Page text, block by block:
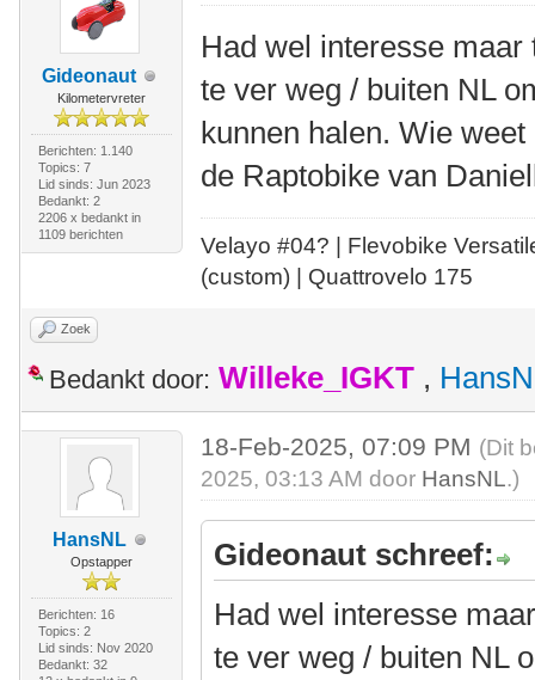
Gideonaut
Kilometervreter
Berichten: 1.140
Topics: 7
Lid sinds: Jun 2023
Bedankt: 2
2206 x bedankt in
1109 berichten
Had wel interesse
te ver weg / buiten NL
kunnen halen. Wie
de Raptobike van
Velayo #04? | Flevobike
(custom) | Quattrovelo 175
Zoek
Bedankt door: Willeke_IGKT ,
HansNL
Opstapper
Berichten: 16
Topics: 2
Lid sinds: Nov 2020
Bedankt: 32
18-Feb-2025, 07:09 PM (Dit
2025, 03:13 AM door HansNL.)
Gideonaut schreef:
Had wel interesse
te ver weg / buiten NL